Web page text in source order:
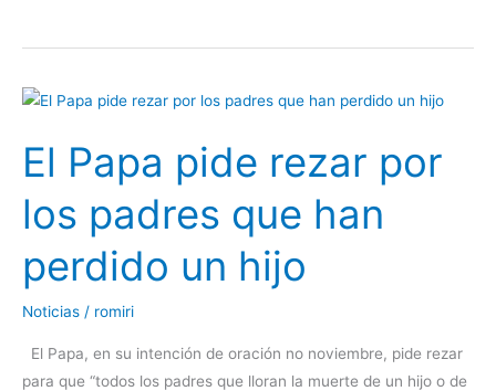
El Papa pide rezar por
los padres que han
perdido un hijo
Noticias / romiri
El Papa, en su intención de oración no noviembre, pide rezar
para que “todos los padres que lloran la muerte de un hijo o de
El
pide
rezar
por
padres
que
han
perdido
un